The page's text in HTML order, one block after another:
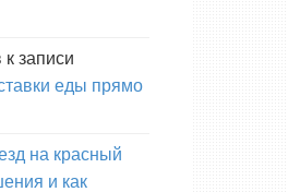
к записи
еды прямо
на красный
и как